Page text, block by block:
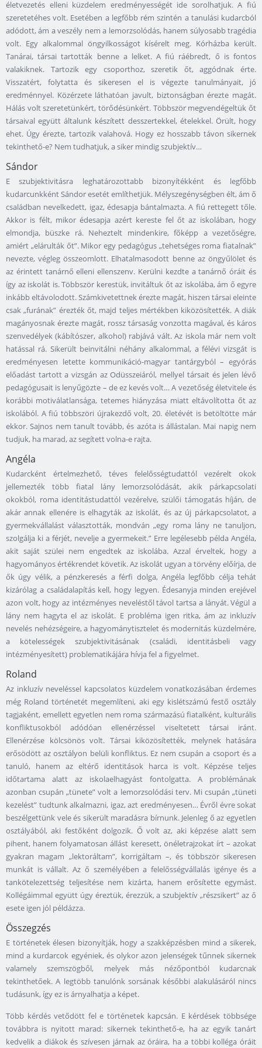
életvezetés elleni küzdelem eredményességét ide sorolhatjuk. A fiú
szeretetéhes volt. Esetében a legfőbb rém szintén a tanulási kudarcból
adódott, ám a veszély nem a lemorzsolódás, hanem súlyosabb tragédia
volt. Egy alkalommal öngyilkosságot kísérelt meg. Kórházba került.
Tanárai, társai tartották benne a lelket. A fiú ráébredt, ő is fontos
valakiknek. Tartozik egy csoporthoz, szeretik őt, aggódnak érte.
Visszatért, folytatta és sikeresen el is végezte tanulmányait, jó
eredménnyel. Közérzete láthatóan javult, biztonságban érezte magát.
Hálás volt szeretetünkért, törődésünkért. Többször megvendégeltük őt
társaival együtt általunk készített desszertekkel, ételekkel. Örült, hogy
ehet. Úgy érezte, tartozik valahová. Hogy ez hosszabb távon sikernek
tekinthető-e? Nem tudhatjuk, a siker mindig szubjektív…
Sándor
E szubjektivitásra leghatározottabb bizonyítékként és legfőbb
kudarcunkként Sándor esetét említhetjük. Mélyszegénységben élt, ám ő
családban nevelkedett, igaz, édesapja bántalmazta. A fiú rettegett tőle.
Akkor is félt, mikor édesapja azért kereste fel őt az iskolában, hogy
elmondja, büszke rá. Neheztelt mindenkire, főképp a vezetőségre,
amiért „elárulták őt”. Mikor egy pedagógus „tehetséges roma fiatalnak”
nevezte, végleg összeomlott. Elhatalmasodott benne az öngyűlölet és
az érintett tanárnő elleni ellenszenv. Kerülni kezdte a tanárnő óráit és
így az iskolát is. Többször kerestük, invitáltuk őt az iskolába, ám ő egyre
inkább eltávolodott. Számkivetettnek érezte magát, hiszen társai eleinte
csak „furának” érezték őt, majd teljes mértékben kiközösítették. A diák
magányosnak érezte magát, rossz társaság vonzotta magával, és káros
szenvedélyek (kábítószer, alkohol) rabjává vált. Az iskola már nem volt
hatással rá. Sikerült beinvitálni néhány alkalommal, a félévi vizsgát is
eredményesen letette kommunikáció-magyar tantárgyból – egyórás
előadást tartott a vizsgán az Odüsszeiáról, mellyel társait és jelen lévő
pedagógusait is lenyűgözte – de ez kevés volt… A vezetőség életvitele és
korábbi motiválatlansága, tetemes hiányzása miatt eltávolította őt az
iskolából. A fiú többszöri újrakezdő volt, 20. életévét is betöltötte már
ekkor. Sajnos nem tanult tovább, és azóta is állástalan. Mai napig nem
tudjuk, ha marad, az segített volna-e rajta.
Angéla
Kudarcként értelmezhető, téves felelősségtudattól vezérelt okok
jellemezték több fiatal lány lemorzsolódását, akik párkapcsolati
okokból, roma identitástudattól vezérelve, szülői támogatás híján, de
akár annak ellenére is elhagyták az iskolát, és az új párkapcsolatot, a
gyermekvállalást választották, mondván „egy roma lány ne tanuljon,
szolgálja ki a férjét, nevelje a gyermekeit.” Erre legélesebb példa Angéla,
akit saját szülei nem engedtek az iskolába. Azzal érveltek, hogy a
hagyományos értékrendet követik. Az iskolát ugyan a törvény előírja, de
ők úgy vélik, a pénzkeresés a férfi dolga, Angéla legfőbb célja tehát
kizárólag a családalapítás kell, hogy legyen. Édesanyja minden erejével
azon volt, hogy az intézményes neveléstől távol tartsa a lányát. Végül a
lány nem hagyta el az iskolát. E probléma igen ritka, ám az inkluzív
nevelés nehézségeire, a hagyománytisztelet és modernitás küzdelmére,
a kötelességek szubjektivitásának (családi, identitásbeli vagy
intézményesített) problematikájára hívja fel a figyelmet.
Roland
Az inkluzív neveléssel kapcsolatos küzdelem vonatkozásában érdemes
még Roland történetét megemlíteni, aki egy kislétszámú festő osztály
tagjaként, emellett egyetlen nem roma származású fiatalként, kulturális
konfliktusokból adódóan ellenérzéssel viseltetett társai iránt.
Ellenérzése kölcsönös volt. Társai kiközösítették, melynek hatására
erősödött az osztályon belüli konfliktus. Ez nem csupán a csoport és a
tanuló, hanem az eltérő identitások harca is volt. Képzése teljes
időtartama alatt az iskolaelhagyást fontolgatta. A problémának
azonban csupán „tünete” volt a lemorzsolódási terv. Mi csupán „tüneti
kezelést” tudtunk alkalmazni, igaz, azt eredményesen… Évről évre sokat
beszélgettünk vele és sikerült maradásra bírnunk. Jelenleg ő az egyetlen
osztályából, aki festőként dolgozik. Ő volt az, aki képzése alatt sem
pihent, hanem folyamatosan állást keresett, önéletrajzokat írt – azokat
gyakran magam „lektoráltam”, korrigáltam –, és többször sikeresen
munkát is vállalt. Az ő személyében a felelősségvállalás igénye és a
tankötelezettség teljesítése nem kizárta, hanem erősítette egymást.
Kollégáimmal együtt úgy éreztük, érezzük, a szubjektív „részsikert” az ő
esete igen jól példázza.
Összegzés
E történetek élesen bizonyítják, hogy a szakképzésben mind a sikerek,
mind a kurdarcok egyéniek, és olykor azon jelenségek tűnnek sikernek
valamely szemszögből, melyek más nézőpontból kudarcnak
tekinthetőek. A legtöbb tanulónk sorsának későbbi alakulásáról nincs
tudásunk, így ez is árnyalhatja a képet.
Több kérdés vetődött fel e történetek kapcsán. E kérdések többsége
továbbra is nyitott marad: sikernek tekinthető-e, ha az egyik tanárt
kedvelik a diákok és szívesen járnak az óráira, ha a többi kolléga óráit